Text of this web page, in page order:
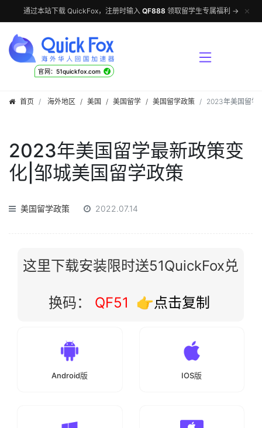
通过本站下载 QuickFox，注册时输入 QF888 领取留学生专属福利 → ✕
官网：51quickfox.com √
首页 海外地区 / 美国 / 美国留学 / 美国留学政策 2023年美国留学
2023年美国留学最新政策变
化|邹城美国留学政策
美国留学政策 2022.07.14
这里下载安装限时送51QuickFox兑
换码： QF51 👉点击复制
Android版 IOS版